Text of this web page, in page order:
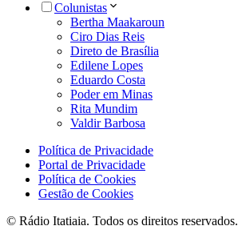
Colunistas
Bertha Maakaroun
Ciro Dias Reis
Direto de Brasília
Edilene Lopes
Eduardo Costa
Poder em Minas
Rita Mundim
Valdir Barbosa
Política de Privacidade
Portal de Privacidade
Política de Cookies
Gestão de Cookies
© Rádio Itatiaia. Todos os direitos reservados.